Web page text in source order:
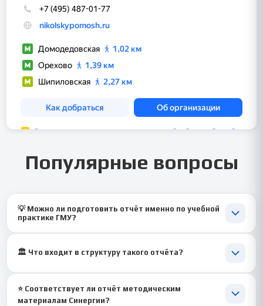
Популярные вопросы
💡 Можно ли подготовить отчёт именно по учебной
практике ГМУ?
направлению ГМУ.
🏛️ Что входит в структуру такого отчёта?
⭐ Соответствует ли отчёт методическим
материалам Синергии?